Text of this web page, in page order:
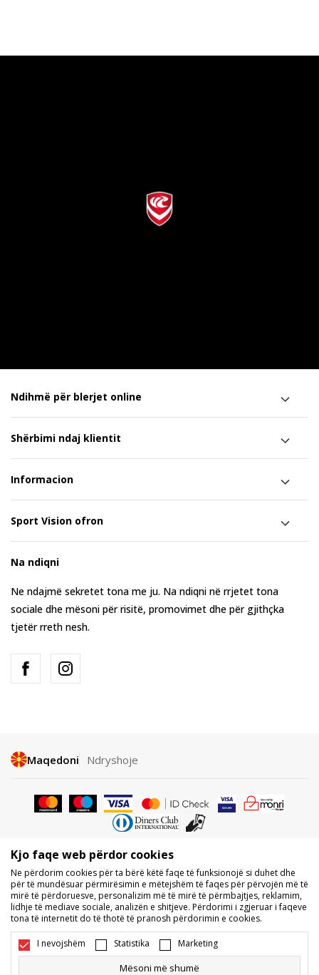
Ndihmë për blerjet online
Shërbimi ndaj klientit
Informacion
Sport Vision ofron
Na ndiqni
Ne ndajmë sekretet tona me ju. Na ndiqni në rrjetet tona
sociale dhe mësoni për risitë, promovimet dhe për gjithçka
tjetër rreth nesh.
Maqedoni Ndryshoje
Nuk lejohet shkarkimi ose përdorimi i përmbajtjes nga faqet e internetit
të BDS.MK, pjesërisht ose tërësisht, dhe i referohet logove, markave
tregtare, përmbajtjes komerciale, as caktimi i tyre palëve të treta,
publikimi i tyre publikisht ose përdorimi i tyre për ndonjë për qëllime, pa
pëlqimin me shkrim të BDS.MK DOOEL.
Ne përpiqemi të jemi sa më të saktë në përshkrimin e produktit, foton
dhe vetë çmimin, por nuk mund të garantojmë që të gjitha informacionet
të jenë të plota dhe pa gabime. Të gjitha produktet e shfaqura në faqe
janë pjesë e ofertës sonë, por nuk kuptohet që ato duhet të jenë të
Kjo faqe web përdor cookies
Ne përdorim cookies për ta bërë këtë faqe të funksionojë si duhet dhe
për të mundësuar përmirësimin e mëtejshëm të faqes për përvojën më të
mirë të përdoruesve, personalizim më të mirë të përmbajtjes, reklamim,
lidhje të mediave sociale, analizën e shitjeve. Përdorimi i zgjeruar i faqeve
tona të internetit do të thotë të pranosh përdorimin e cookies.
I nevojshëm Statistika Marketing
Mësoni më shumë